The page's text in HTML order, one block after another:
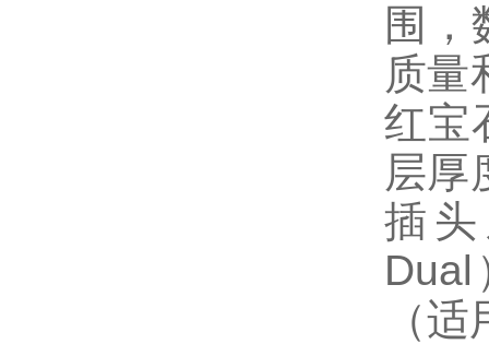
围，
质量
红宝
层厚
插
（